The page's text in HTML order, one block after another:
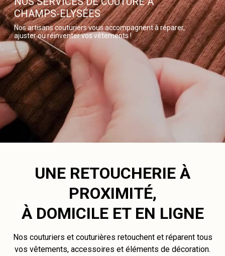
CHAMPS-ELYSÉES
Nos artisans couturiers vous accompagnent à réparer,
ajuster ou réinventer vos vêtements !
UNE RETOUCHERIE À
PROXIMITÉ,
À DOMICILE ET EN LIGNE
Nos couturiers et couturières retouchent et réparent tous
vos vêtements, accessoires et éléments de décoration.